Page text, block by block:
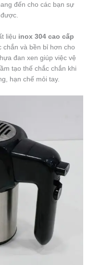
đến cho các bạn sự
liệu inox 304 cao cấp
chắn và bền bỉ hơn cho
đan xen giúp việc vệ
tạo thế chắc chắn khi
hạn chế mỏi tay.